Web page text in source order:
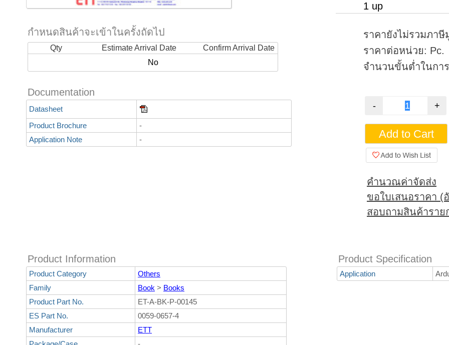
กำหนดสินค้าจะเข้าในครั้งถัดไป
Qty Estimate Arrival Date
Confirm Arrival Date
No
Documentation
Datasheet
Product Brochure
-
Application Note
-
1 up
ราคายังไม่รวมภาษี
ราคาต่อหน่วย: Pc.
จำนวนขั้นต่ำในกา
คำนวณค่าจัดส่ง
ขอใบเสนอราคา (
สอบถามสินค้าราย
Product Information
Product Category
Others
Family
Book > Books
Product Part No.
ET-A-BK-P-00145
ES Part No.
0059-0657-4
Manufacturer
ETT
Product Specification
Application